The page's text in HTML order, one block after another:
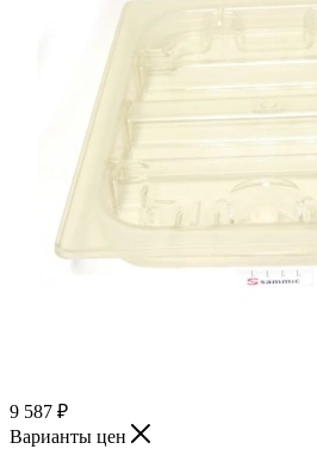
9 587 ₽
Варианты цен